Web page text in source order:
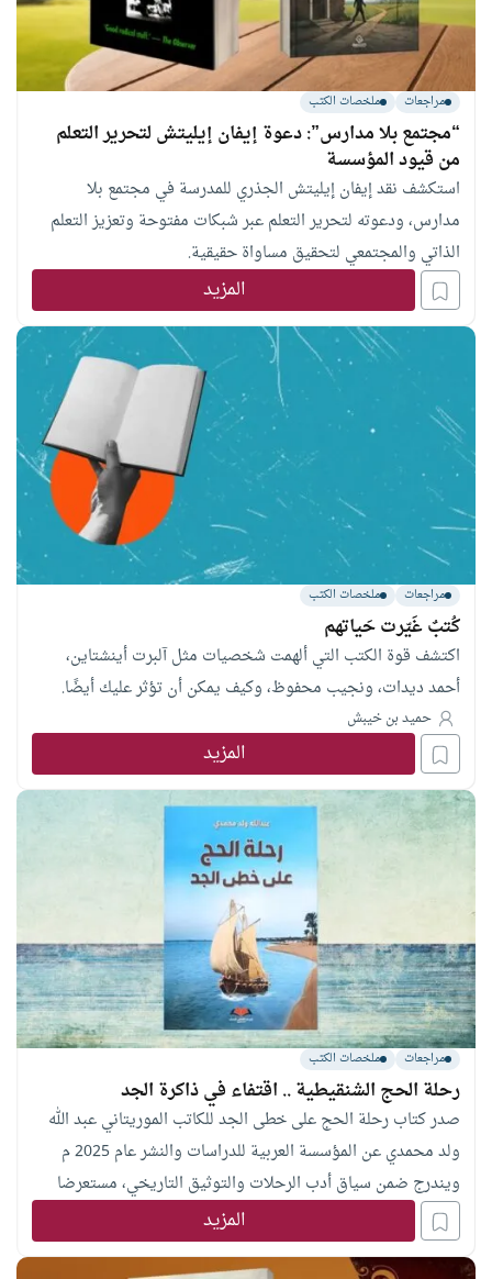
مراجعات ملخصات الكتب
“مجتمع بلا مدارس”: دعوة إيفان إيليتش لتحرير التعلم
من قيود المؤسسة
استكشف نقد إيفان إيليتش الجذري للمدرسة في مجتمع بلا
مدارس، ودعوته لتحرير التعلم عبر شبكات مفتوحة وتعزيز التعلم
الذاتي والمجتمعي لتحقيق مساواة حقيقية.
المزيد
مراجعات ملخصات الكتب
كُتبٌ غَيّرت حَياتهم
اكتشف قوة الكتب التي ألهمت شخصيات مثل آلبرت أينشتاين،
أحمد ديدات، ونجيب محفوظ، وكيف يمكن أن تؤثر عليك أيضًا.
حميد بن خيبش
المزيد
مراجعات ملخصات الكتب
رحلة الحج الشنقيطية .. اقتفاء في ذاكرة الجد
صدر كتاب رحلة الحج على خطى الجد للكاتب الموريتاني عبد الله
ولد محمدي عن المؤسسة العربية للدراسات والنشر عام 2025 م
ويندرج ضمن سياق أدب الرحلات والتوثيق التاريخي، مستعرضا
المسارات الجغرافية والثقافية التي سلكها الحجاج الشناقطة قديما
في ارتحالهم من أقصى الغرب الإفريقي نحو البقاع المقدسة.
المزيد